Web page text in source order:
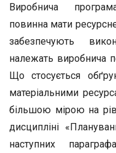
Виробнича
повинна мати
забезпечують
належать виробнича
Що стосується
матеріальними
більшою мірою на
дисципліні
наступних